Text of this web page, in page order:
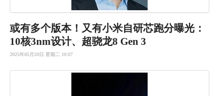
或有多个版本！又有小米自研芯跑分曝光：
10核3nm设计、超骁龙8 Gen 3
2025年05月20日 星期二 10:07